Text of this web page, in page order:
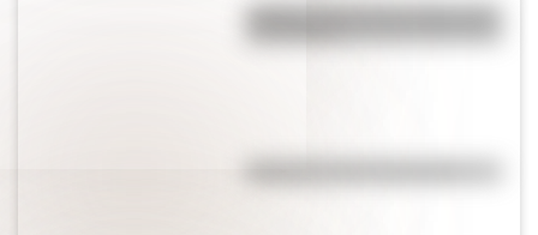
¿Sabías cómo fue la infancia de